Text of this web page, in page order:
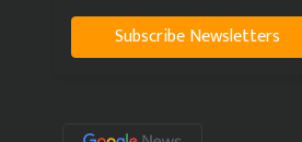
Subscribe Newsletters